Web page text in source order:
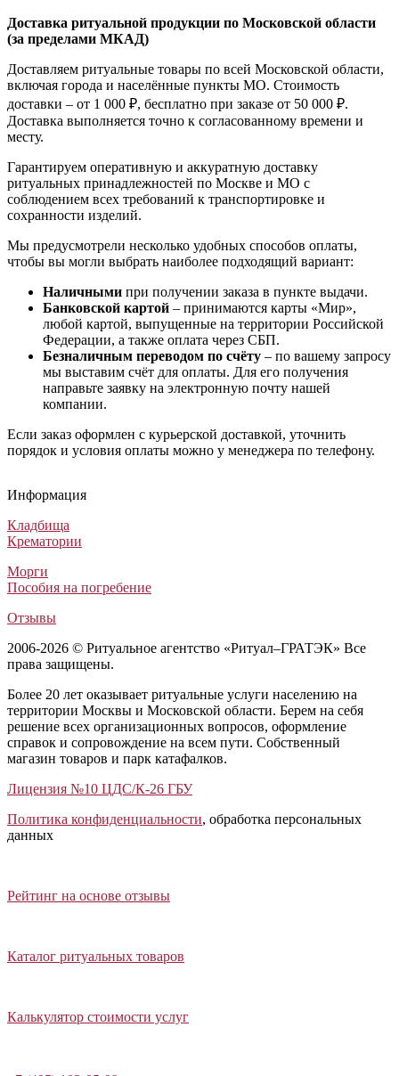
Доставка ритуальной продукции по Московской области
(за пределами МКАД)
Доставляем ритуальные товары по всей Московской области,
включая города и населённые пункты МО. Стоимость
доставки – от 1 000 ₽, бесплатно при заказе от 50 000 ₽.
Доставка выполняется точно к согласованному времени и
месту.
Гарантируем оперативную и аккуратную доставку
ритуальных принадлежностей по Москве и МО с
соблюдением всех требований к транспортировке и
сохранности изделий.
Мы предусмотрели несколько удобных способов оплаты,
чтобы вы могли выбрать наиболее подходящий вариант:
Наличными при получении заказа в пункте выдачи.
Банковской картой – принимаются карты «Мир»,
любой картой, выпущенные на территории Российской
Федерации, а также оплата через СБП.
Безналичным переводом по счёту – по вашему запросу
мы выставим счёт для оплаты. Для его получения
направьте заявку на электронную почту нашей
компании.
Если заказ оформлен с курьерской доставкой, уточнить
порядок и условия оплаты можно у менеджера по телефону.
Информация
Кладбища
Крематории
Морги
Пособия на погребение
Отзывы
2006-2026 © Ритуальное агентство «Ритуал–ГРАТЭК» Все
права защищены.
Более 20 лет оказывает ритуальные услуги населению на
территории Москвы и Московской области. Берем на себя
решение всех организационных вопросов, оформление
справок и сопровождение на всем пути. Собственный
магазин товаров и парк катафалков.
Лицензия №10 ЦДС/К-26 ГБУ
Политика конфиденциальности, обработка персональных
данных
Рейтинг на основе отзывы
Каталог ритуальных товаров
Калькулятор стоимости услуг